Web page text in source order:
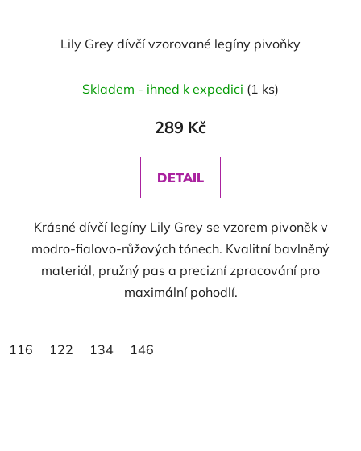
Lily Grey dívčí vzorované legíny pivoňky
Skladem - ihned k expedici (1 ks)
289 Kč
DETAIL
Krásné dívčí legíny Lily Grey se vzorem pivoněk v
modro-fialovo-růžových tónech. Kvalitní bavlněný
materiál, pružný pas a precizní zpracování pro
maximální pohodlí.
116 122 134 146